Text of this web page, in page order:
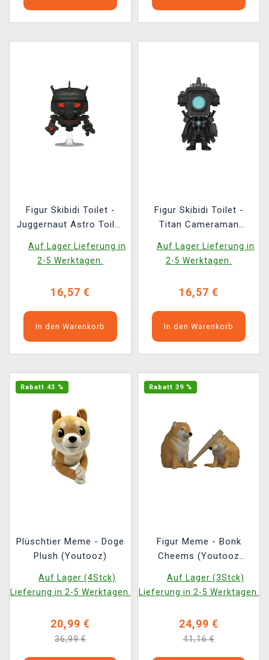
Figur Skibidi Toilet -
Juggernaut Astro Toilet
2368)
Auf Lager Lieferung in
2-5 Werktagen.
16,57 €
In den Warenkorb
Figur Skibidi Toilet -
Titan Cameraman
2365)
Auf Lager Lieferung in
2-5 Werktagen.
16,57 €
In den Warenkorb
Rabatt 43 %
Plüschtier Meme - Doge
Plush (Youtooz)
Auf Lager (4Stck)
Lieferung in 2-5 Werktagen.
20,99 €
36,99 €
Rabatt 39 %
Figur Meme - Bonk
Cheems (Youtooz
Auf Lager (3Stck)
Lieferung in 2-5 Werktagen.
24,99 €
41,16 €